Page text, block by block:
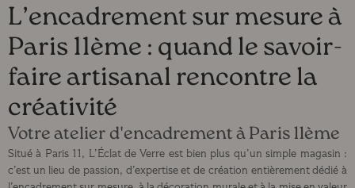
L’encadrement sur mesure à
Paris 11ème : quand le savoir-
faire artisanal rencontre la
créativité
Votre atelier d'encadrement à Paris 11ème
Situé à Paris 11, L’Éclat de Verre est bien plus qu’un simple magasin :
c’est un lieu de passion, d’expertise et de création entièrement dédié à